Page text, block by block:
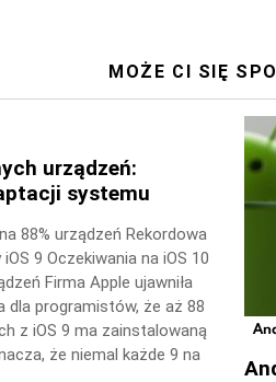
MOŻE CI SIĘ
urządzeń:
systemu
88% urządzeń Rekordowa
9 Oczekiwania na iOS 10
Firma Apple ujawniła
dla programistów, że aż 88
z iOS 9 ma zainstalowaną
że niemal każde 9 na